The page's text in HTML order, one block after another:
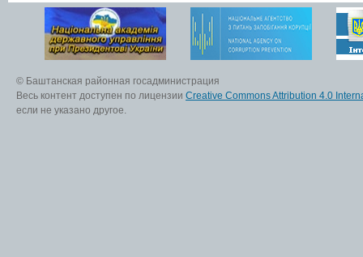
© Баштанская районная госадминистрация
Весь контент доступен по лицензии Creative Commons Attribution 4.0
если не указано другое.